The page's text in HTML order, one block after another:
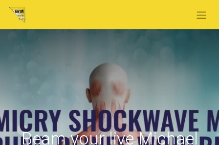
Beam your live Michael